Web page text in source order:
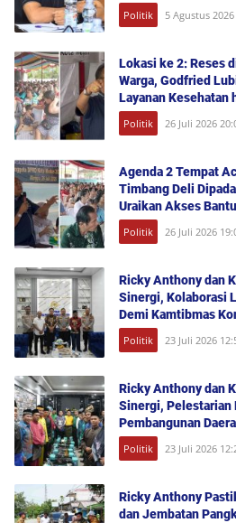
Politik 5 Agustus
Lokasi ke 2: Reses
Warga, Godfried
Layanan Kesehatan
Aspirasi Publik
Politik 26 Juli 2026
Agenda 2 Tempat
Timbang Deli
Uraikan Akses
UHC
Politik 26 Juli 2026
Ricky Anthony dan
Sinergi, Kolaborasi
Demi Kamtibmas
Politik 23 Juli 2026
Ricky Anthony dan
Sinergi, Pelestarian
Pembangunan
Politik 23 Juli 2026
Ricky Anthony
dan Jembatan